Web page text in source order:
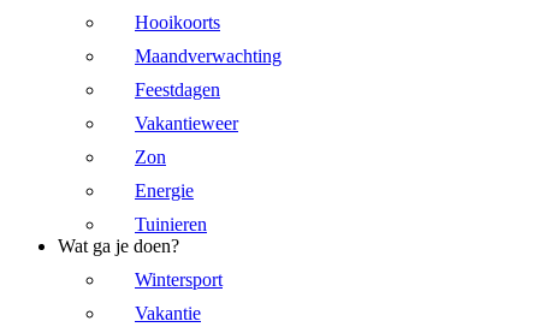
Hooikoorts
Maandverwachting
Feestdagen
Vakantieweer
Zon
Energie
Tuinieren
Wat ga je doen?
Wintersport
Vakantie